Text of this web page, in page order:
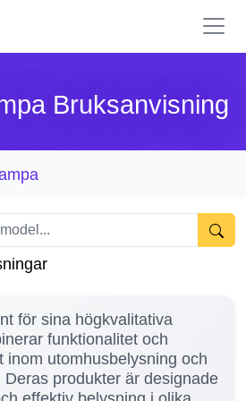
Bruksanvisning
för sina högkvalitativa
funktionalitet och
inom utomhusbelysning och
produkter är designade